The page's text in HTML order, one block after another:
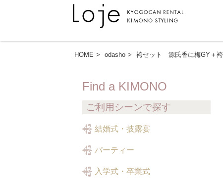
HOME odasho 袴セット 源氏香に梅GY＋袴
Find a KIMONO
ご利用シーンで探す
結婚式・披露宴
パーティー
入学式・卒業式